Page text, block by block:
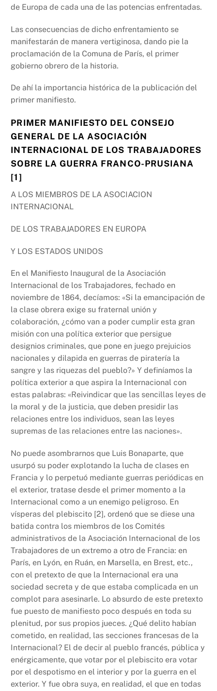
de Europa de cada una de las potencias enfrentadas.
Las consecuencias de dicho enfrentamiento se
manifestarán de manera vertiginosa, dando pie la
proclamación de la Comuna de París, el primer
gobierno obrero de la historia.
De ahí la importancia histórica de la publicación del
primer manifiesto.
PRIMER MANIFIESTO DEL CONSEJO
GENERAL DE LA ASOCIACIÓN
INTERNACIONAL DE LOS TRABAJADORES
SOBRE LA GUERRA FRANCO-PRUSIANA
[1]
A LOS MIEMBROS DE LA ASOCIACION
INTERNACIONAL
DE LOS TRABAJADORES EN EUROPA
Y LOS ESTADOS UNIDOS
En el Manifiesto Inaugural de la Asociación
Internacional de los Trabajadores, fechado en
noviembre de 1864, decíamos: «Si la emancipación de
la clase obrera exige su fraternal unión y
colaboración, ¿cómo van a poder cumplir esta gran
misión con una política exterior que persigue
designios criminales, que pone en juego prejuicios
nacionales y dilapida en guerras de piratería la
sangre y las riquezas del pueblo?» Y definíamos la
política exterior a que aspira la Internacional con
estas palabras: «Reivindicar que las sencillas leyes de
la moral y de la justicia, que deben presidir las
relaciones entre los individuos, sean las leyes
supremas de las relaciones entre las naciones».
No puede asombrarnos que Luis Bonaparte, que
usurpó su poder explotando la lucha de clases en
Francia y lo perpetuó mediante guerras periódicas en
el exterior, tratase desde el primer momento a la
Internacional como a un enemigo peligroso. En
vísperas del plebiscito [2], ordenó que se diese una
batida contra los miembros de los Comités
administrativos de la Asociación Internacional de los
Trabajadores de un extremo a otro de Francia: en
París, en Lyón, en Ruán, en Marsella, en Brest, etc.,
con el pretexto de que la Internacional era una
sociedad secreta y de que estaba complicada en un
complot para asesinarle. Lo absurdo de este pretexto
fue puesto de manifiesto poco después en toda su
plenitud, por sus propios jueces. ¿Qué delito habían
cometido, en realidad, las secciones francesas de la
Internacional? El de decir al pueblo francés, pública y
enérgicamente, que votar por el plebiscito era votar
por el despotismo en el interior y por la guerra en el
exterior. Y fue obra suya, en realidad, el que en todas